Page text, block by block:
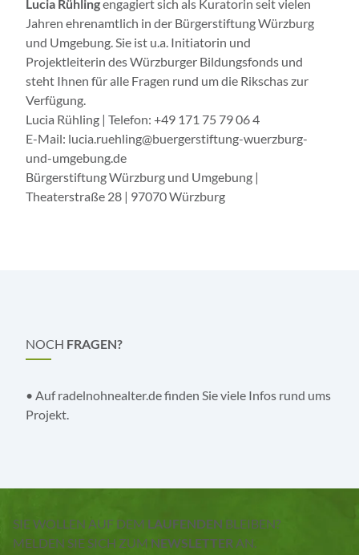
Lucia Rühlingengagiert sich als Kuratorin seit vielen
Jahren ehrenamtlich in der Bürgerstiftung Würzburg
und Umgebung. Sie ist u.a. Initiatorin und
Projektleiterin desWürzburger Bildungsfonds und
steht Ihnen für alle Fragen rund um die Rikschas zur
Verfügung.
Lucia Rühling | Telefon: +49 171 75 79 06 4
E-Mail: lucia.ruehling@buergerstiftung-wuerzburg-
und-umgebung.de
Bürgerstiftung Würzburg und Umgebung |
Theaterstraße 28 | 97070 Würzburg
NOCH FRAGEN?
• Aufradelnohnealter.definden Sie viele Infos rund ums
Projekt.
SIE WOLLEN AUF DEM LAUFENDEN BLEIBEN?
MELDEN SIE SICH ZUM NEWSLETTER AN.